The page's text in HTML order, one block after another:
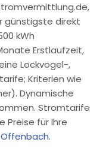
günstigste direkt
kWh
Erstlaufzeit,
Lockvogel-,
Kriterien wie
Dynamische
Stromtarife
Preise für Ihre
.